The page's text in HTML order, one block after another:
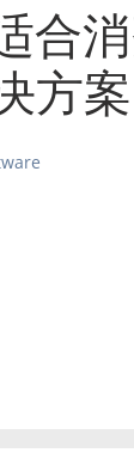
合
方